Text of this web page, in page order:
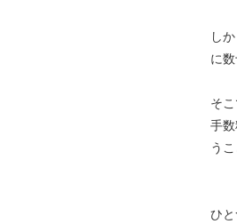
し
に
そ
手
う
ひと